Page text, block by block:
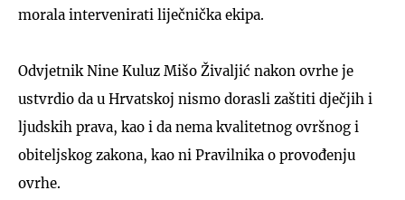
morala intervenirati liječnička ekipa.
Odvjetnik Nine Kuluz Mišo Živaljić nakon ovrhe je
ustvrdio da u Hrvatskoj nismo dorasli zaštiti dječjih i
ljudskih prava, kao i da nema kvalitetnog ovršnog i
obiteljskog zakona, kao ni Pravilnika o provođenju
ovrhe.